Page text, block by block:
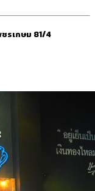
รเกษม 81/4